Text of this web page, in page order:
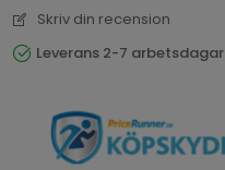
Skriv din recension
Leverans 2-7 arbetsdagar